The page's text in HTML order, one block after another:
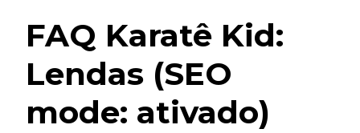
FAQ Karatê Kid:
Lendas (SEO
mode: ativado)